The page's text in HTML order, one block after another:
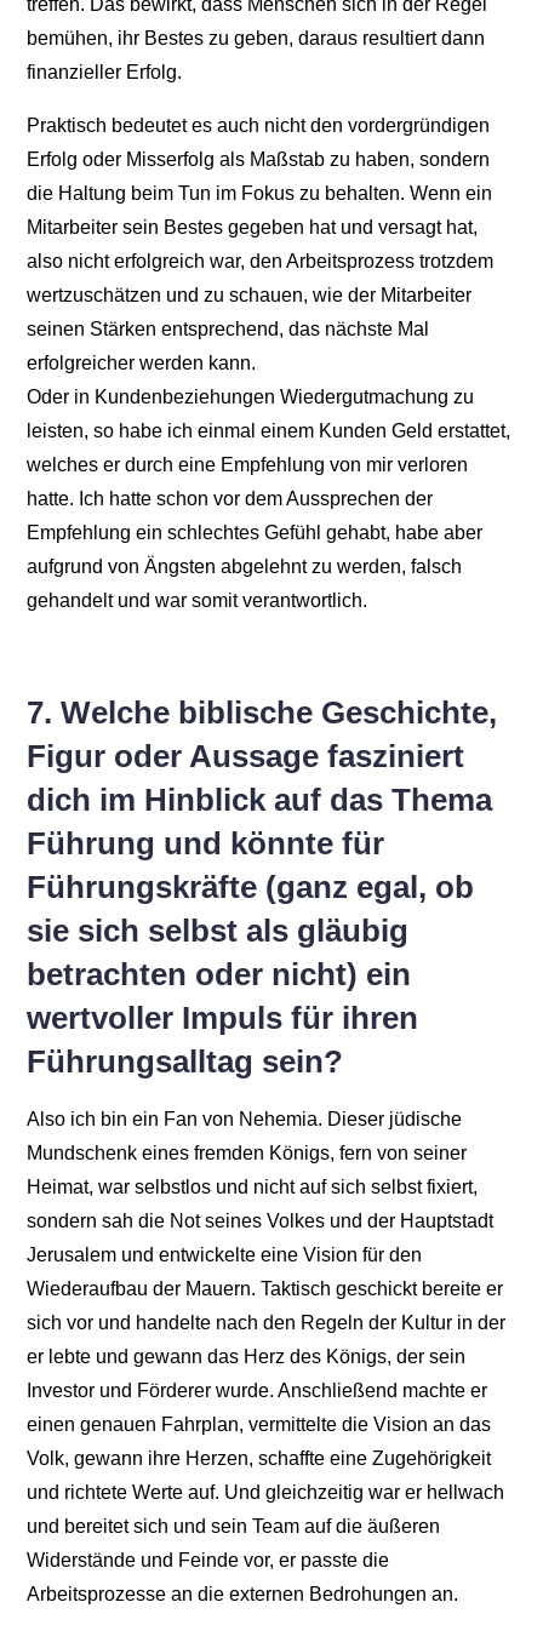
treffen. Das bewirkt, dass Menschen sich in der Regel
bemühen, ihr Bestes zu geben, daraus resultiert dann
finanzieller Erfolg.
Praktisch bedeutet es auch nicht den vordergründigen
Erfolg oder Misserfolg als Maßstab zu haben, sondern
die Haltung beim Tun im Fokus zu behalten. Wenn ein
Mitarbeiter sein Bestes gegeben hat und versagt hat,
also nicht erfolgreich war, den Arbeitsprozess trotzdem
wertzuschätzen und zu schauen, wie der Mitarbeiter
seinen Stärken entsprechend, das nächste Mal
erfolgreicher werden kann.
Oder in Kundenbeziehungen Wiedergutmachung zu
leisten, so habe ich einmal einem Kunden Geld erstattet,
welches er durch eine Empfehlung von mir verloren
hatte. Ich hatte schon vor dem Aussprechen der
Empfehlung ein schlechtes Gefühl gehabt, habe aber
aufgrund von Ängsten abgelehnt zu werden, falsch
gehandelt und war somit verantwortlich.
7. Welche biblische Geschichte,
Figur oder Aussage fasziniert
dich im Hinblick auf das Thema
Führung und könnte für
Führungskräfte (ganz egal, ob
sie sich selbst als gläubig
betrachten oder nicht) ein
wertvoller Impuls für ihren
Führungsalltag sein?
Also ich bin ein Fan von Nehemia. Dieser jüdische
Mundschenk eines fremden Königs, fern von seiner
Heimat, war selbstlos und nicht auf sich selbst fixiert,
sondern sah die Not seines Volkes und der Hauptstadt
Jerusalem und entwickelte eine Vision für den
Wiederaufbau der Mauern. Taktisch geschickt bereite er
sich vor und handelte nach den Regeln der Kultur in der
er lebte und gewann das Herz des Königs, der sein
Investor und Förderer wurde. Anschließend machte er
einen genauen Fahrplan, vermittelte die Vision an das
Volk, gewann ihre Herzen, schaffte eine Zugehörigkeit
und richtete Werte auf. Und gleichzeitig war er hellwach
und bereitet sich und sein Team auf die äußeren
Widerstände und Feinde vor, er passte die
Arbeitsprozesse an die externen Bedrohungen an.